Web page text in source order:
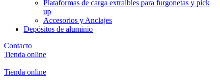
Plataformas de carga extraíbles para furgonetas y pick
up
Accesorios y Anclajes
Depósitos de aluminio
Contacto
Tienda online
Tienda online